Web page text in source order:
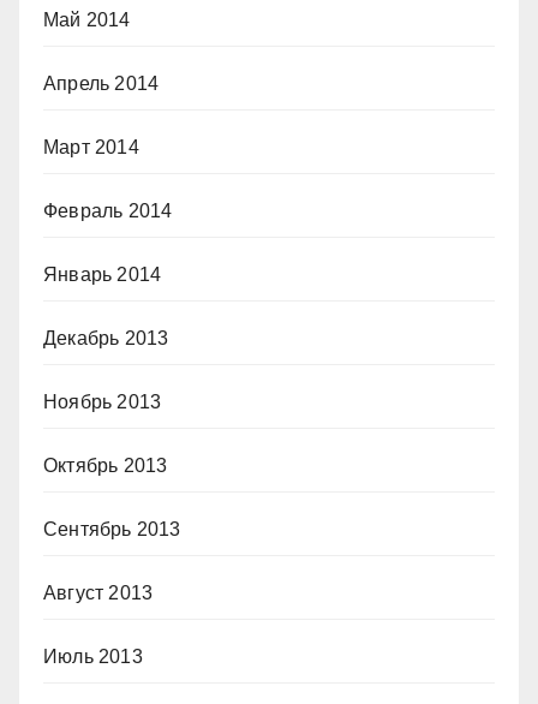
Май 2014
Апрель 2014
Март 2014
Февраль 2014
Январь 2014
Декабрь 2013
Ноябрь 2013
Октябрь 2013
Сентябрь 2013
Август 2013
Июль 2013